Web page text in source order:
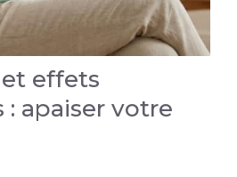
effets
: apaiser votre